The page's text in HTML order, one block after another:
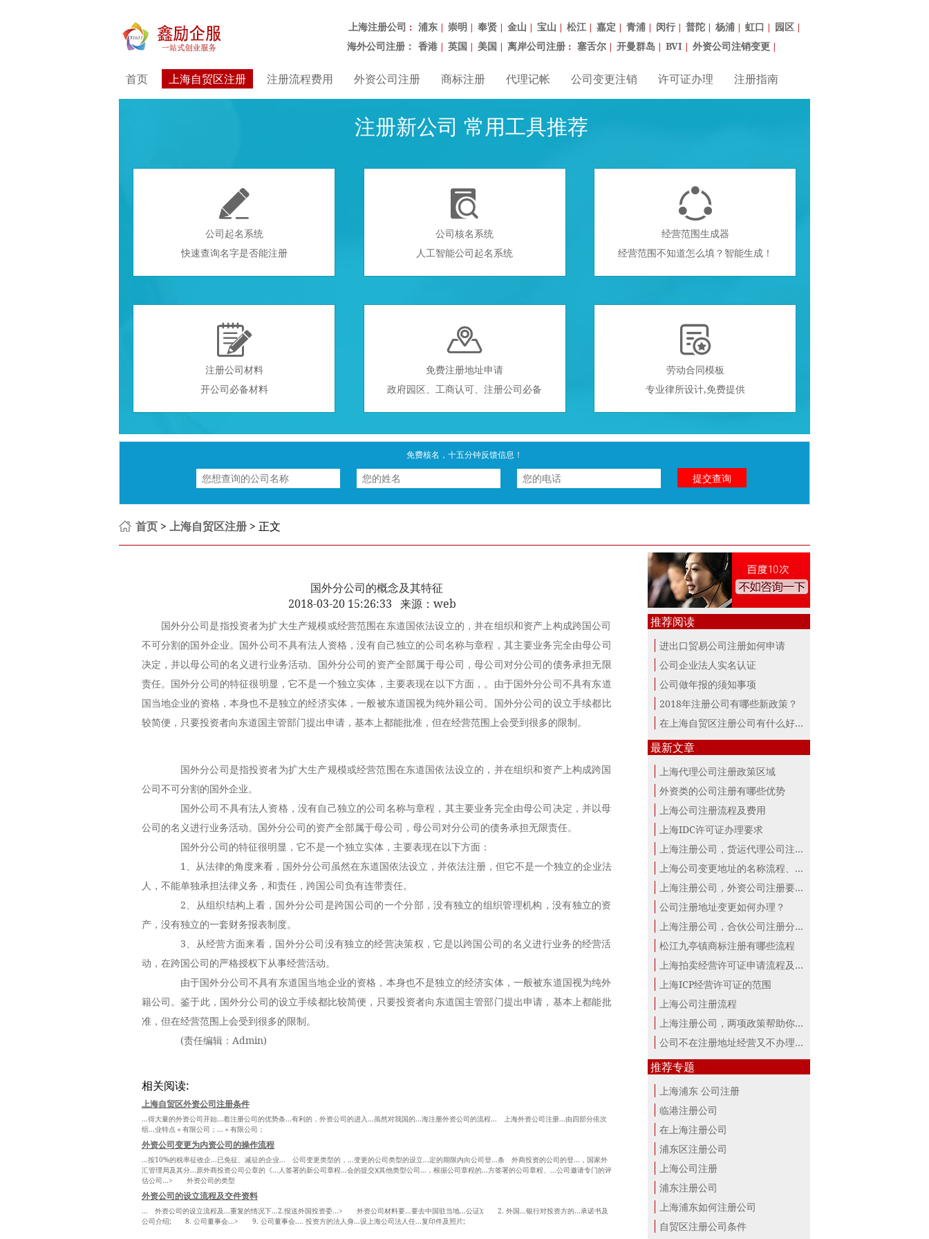
上海注册公司 ： 浦东 | 崇明 | 奉贤 | 金山 | 宝山 | 松江 | 嘉定 | 青浦 | 闵行 | 普陀 | 杨浦 | 虹口 | 园区 |
海外公司注册： 香港 | 英国 | 美国 | 离岸公司注册 ： 塞舌尔 | 开曼群岛 | BVI | 外资公司注销变更 |
首页 上海自贸区注册 注册流程费用 外资公司注册 商标注册 代理记帐 公司变更注销 许可证办理 注册指南
注册新公司 常用工具推荐

公司起名系统
快速查询名字是否能注册

公司核名系统
人工智能公司起名系统

经营范围生成器
经营范围不知道怎么填？智能生成！

注册公司材料
开公司必备材料

免费注册地址申请
政府园区、工商认可、注册公司必备

劳动合同模板
专业律所设计,免费提供
免费核名，十五分钟反馈信息！
首页 > 上海自贸区注册 > 正文
国外分公司的概念及其特征
2018-03-20 15:26:33 来源：web
国外分公司是指投资者为扩大生产规模或经营范围在东道国依法设立的，并在组织和资产上构成跨国公司
不可分割的国外企业。国外公司不具有法人资格，没有自己独立的公司名称与章程，其主要业务完全由母公司
决定，并以母公司的名义进行业务活动。国外分公司的资产全部属于母公司，母公司对分公司的债务承担无限
责任。国外分公司的特征很明显，它不是一个独立实体，主要表现在以下方面，。由于国外分公司不具有东道
国当地企业的资格，本身也不是独立的经济实体，一般被东道国视为纯外籍公司。国外分公司的设立手续都比
较简便，只要投资者向东道国主管部门提出申请，基本上都能批准，但在经营范围上会受到很多的限制。
国外分公司是指投资者为扩大生产规模或经营范围在东道国依法设立的，并在组织和资产上构成跨国
公司不可分割的国外企业。
国外公司不具有法人资格，没有自己独立的公司名称与章程，其主要业务完全由母公司决定，并以母
公司的名义进行业务活动。国外分公司的资产全部属于母公司，母公司对分公司的债务承担无限责任。
国外分公司的特征很明显，它不是一个独立实体，主要表现在以下方面：
1、从法律的角度来看，国外分公司虽然在东道国依法设立，并依法注册，但它不是一个独立的企业法
人，不能单独承担法律义务，和责任，跨国公司负有连带责任。
2、从组织结构上看，国外分公司是跨国公司的一个分部，没有独立的组织管理机构，没有独立的资
产，没有独立的一套财务报表制度。
3、从经营方面来看，国外分公司没有独立的经营决策权，它是以跨国公司的名义进行业务的经营活
动，在跨国公司的严格授权下从事经营活动。
由于国外分公司不具有东道国当地企业的资格，本身也不是独立的经济实体，一般被东道国视为纯外
籍公司。鉴于此，国外分公司的设立手续都比较简便，只要投资者向东道国主管部门提出申请，基本上都能批
准，但在经营范围上会受到很多的限制。
(责任编辑：Admin)
相关阅读:
上海自贸区外资公司注册条件
...得大量的外资公司开始...着注册公司的优势条...有利的，外资公司的进入...虽然对我国的...海注册外资公司的流程... 上海外资公司注册...由四部分依次
组...业特点＋有限公司；...＋有限公司；
外资公司变更为内资公司的操作流程
...按10%的税率征收企...已免征、减征的企业... 公司变更类型的，...变更的公司类型的设立...定的期限内向公司登...条 外商投资的公司的登...，国家外
汇管理局及其分...原外商投资公司公章的《...人签署的新公司章程...会的提交)(其他类型公司...，根据公司章程的...方签署的公司章程、...公司邀请专门的评
估公司...> 外资公司的类型
外资公司的设立流程及交件资料
... 外资公司的设立流程及...重复的情况下...2.报送外国投资委...> 外资公司材料要...要去中国驻当地...公证); 2. 外国...银行对投资方的...承诺书及
公司介绍; 8. 公司董事会...> 9. 公司董事会.... 投资方的法人身...设上海公司法人任...复印件及照片;
推荐阅读
进出口贸易公司注册如何申请
公司企业法人实名认证
公司做年报的须知事项
2018年注册公司有哪些新政策？
在上海自贸区注册公司有什么好处？
最新文章
上海代理公司注册政策区域
外资类的公司注册有哪些优势
上海公司注册流程及费用
上海IDC许可证办理要求
上海注册公司，货运代理公司注册条件！
上海公司变更地址的名称流程、材料、...
上海注册公司，外资公司注册要点！
公司注册地址变更如何办理？
上海注册公司，合伙公司注册分析！
松江九亭镇商标注册有哪些流程
上海拍卖经营许可证申请流程及材料
上海ICP经营许可证的范围
上海公司注册流程
上海注册公司，两项政策帮助你最大。
公司不在注册地址经营又不办理变更，...
推荐专题
上海浦东 公司注册
临港注册公司
在上海注册公司
浦东区注册公司
上海公司注册
浦东注册公司
上海浦东如何注册公司
自贸区注册公司条件